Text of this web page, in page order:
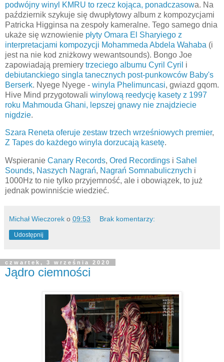
podwójny winyl KMRU to rzecz kojąca, ponadczasowa. Na
październik szykuje się dwupłytowy album z kompozycjami
Patricka Higginsa na zespoły kameralne. Tego samego dnia
ukaże się wznowienie płyty Omara El Sharyiego z
interpretacjami kompozycji Mohammeda Abdela Wahaba (i
jest na nie kod zniżkowy wewantsounds). Bongo Joe
zapowiadają premiery trzeciego albumu Cyril Cyril i
debiutanckiego singla tanecznych post-punkowców Baby's
Berserk. Nyege Nyege - winyla Phelimuncasi, gwiazd gqom.
Hive Mind przygotowali winylową reedycję kasety z 1997
roku Mahmouda Ghani, lepszej gnawy nie znajdziecie
nigdzie.
Szara Reneta oferuje zestaw trzech wrześniowych premier,
Z Tapes do każdego winyla dorzucają kasetę.
Wspieranie Canary Records, Ored Recordings i Sahel
Sounds, Naszych Nagrań, Nagrań Somnabulicznych i
1000Hz to nie tylko przyjemność, ale i obowiązek, to już
jednak powinniście wiedzieć.
Michał Wieczorek o 09:53 Brak komentarzy:
Udostępnij
czwartek, 3 września 2020
Jądro ciemności